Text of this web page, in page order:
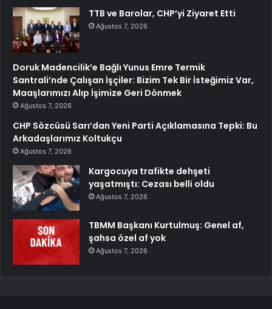
TTB ve Barolar, CHP’yi Ziyaret Etti
Ağustos 7, 2026
Doruk Madencilik’e Bağlı Yunus Emre Termik
Santrali’nde Çalışan İşçiler: Bizim Tek Bir İsteğimiz Var,
Maaşlarımızı Alıp İşimize Geri Dönmek
Ağustos 7, 2026
CHP Sözcüsü Sarı’dan Yeni Parti Açıklamasına Tepki: Bu
Arkadaşlarımız Koltukçu
Ağustos 7, 2026
Kargocuya trafikte dehşeti
yaşatmıştı: Cezası belli oldu
Ağustos 7, 2026
TBMM Başkanı Kurtulmuş: Genel af,
şahsa özel af yok
Ağustos 7, 2026